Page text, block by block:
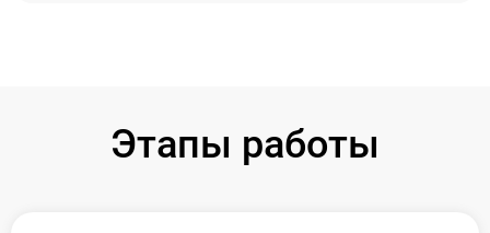
Этапы работы